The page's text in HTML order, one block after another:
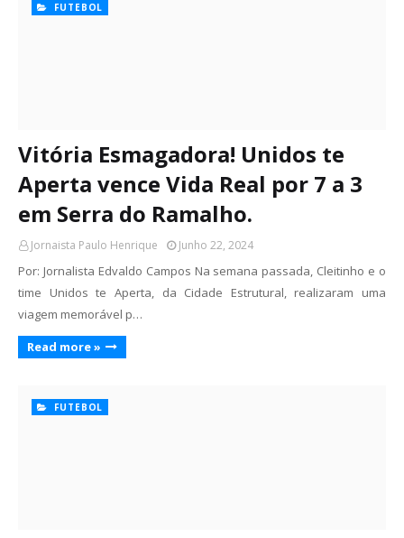
FUTEBOL
Vitória Esmagadora! Unidos te
Aperta vence Vida Real por 7 a 3
em Serra do Ramalho.
Jornaista Paulo Henrique Junho 22, 2024
Por: Jornalista Edvaldo Campos Na semana passada, Cleitinho e o
time Unidos te Aperta, da Cidade Estrutural, realizaram uma
viagem memorável p…
Read more »
FUTEBOL